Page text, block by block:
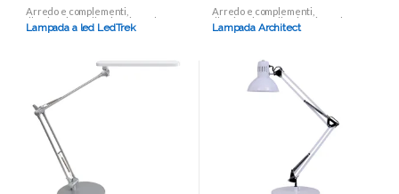
Arredo e complementi
Illuminazione
Illuminazione da
tavolo
Lampada a led LedTrek
Arredo e complementi
Illuminazione
,Illuminazione da
tavolo
Lampada Architect